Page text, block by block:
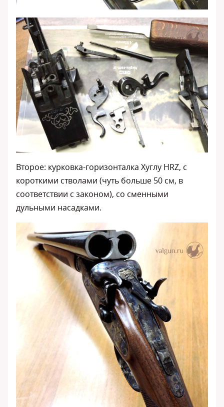
Второе: курковка-горизонталка Хуглу HRZ, с
короткими стволами (чуть больше 50 см, в
соответствии с законом), со сменными
дульными насадками.